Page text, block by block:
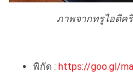
ภาพจากทรูไอดีครี
พิกัด : https://goo.gl/